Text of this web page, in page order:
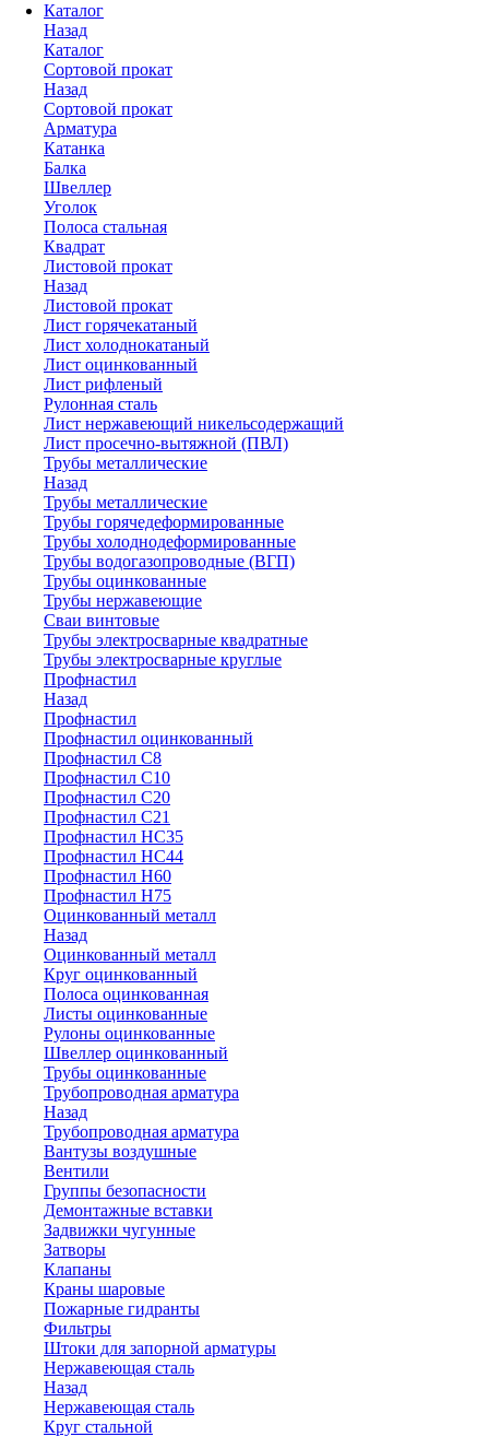
Каталог
Назад
Каталог
Сортовой прокат
Назад
Сортовой прокат
Арматура
Катанка
Балка
Швеллер
Уголок
Полоса стальная
Квадрат
Листовой прокат
Назад
Листовой прокат
Лист горячекатаный
Лист холоднокатаный
Лист оцинкованный
Лист рифленый
Рулонная сталь
Лист нержавеющий никельсодержащий
Лист просечно-вытяжной (ПВЛ)
Трубы металлические
Назад
Трубы металлические
Трубы горячедеформированные
Трубы холоднодеформированные
Трубы водогазопроводные (ВГП)
Трубы оцинкованные
Трубы нержавеющие
Сваи винтовые
Трубы электросварные квадратные
Трубы электросварные круглые
Профнастил
Назад
Профнастил
Профнастил оцинкованный
Профнастил С8
Профнастил С10
Профнастил С20
Профнастил С21
Профнастил НС35
Профнастил НС44
Профнастил Н60
Профнастил Н75
Оцинкованный металл
Назад
Оцинкованный металл
Круг оцинкованный
Полоса оцинкованная
Листы оцинкованные
Рулоны оцинкованные
Швеллер оцинкованный
Трубы оцинкованные
Трубопроводная арматура
Назад
Трубопроводная арматура
Вантузы воздушные
Вентили
Группы безопасности
Демонтажные вставки
Задвижки чугунные
Затворы
Клапаны
Краны шаровые
Пожарные гидранты
Фильтры
Штоки для запорной арматуры
Нержавеющая сталь
Назад
Нержавеющая сталь
Круг стальной